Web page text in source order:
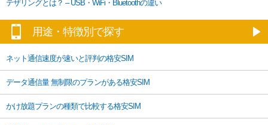
テザリングとは？ – USB・WiFi・Bluetoothの違い
用途・特徴別で探す
ネット通信速度が速いと評判の格安SIM
データ通信量 無制限のプランがある格安SIM
かけ放題プランの種類で比較する格安SIM